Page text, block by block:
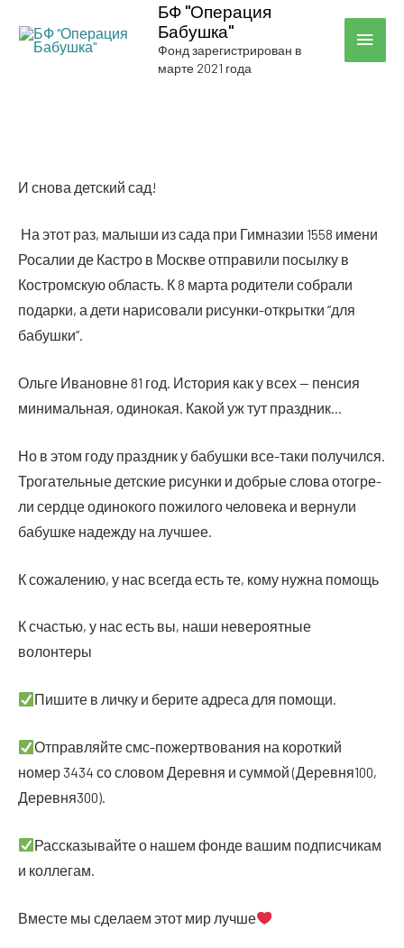
БФ "Операция
Бабушка"
Фонд зарегистрирован в
марте 2021 года
И сно­ва дет­ский сад!
На этот раз, малы­ши из сада при Гим­на­зии 1558 име­ни
Роса­лии де Каст­ро в Москве отпра­ви­ли посыл­ку в
Костром­скую область. К 8 мар­та роди­те­ли собра­ли
подар­ки, а дети нари­со­ва­ли рисун­ки-открыт­ки “для
бабушки”.
Оль­ге Ива­новне 81 год. Исто­рия как у всех — пен­сия
мини­маль­ная, оди­но­кая. Какой уж тут праздник…
Но в этом году празд­ник у бабуш­ки все-таки полу­чил­ся.
Тро­га­тель­ные дет­ские рисун­ки и доб­рые сло­ва ото­гре­
ли серд­це оди­но­ко­го пожи­ло­го чело­ве­ка и вер­ну­ли
бабуш­ке надеж­ду на лучшее.
К сожа­ле­нию, у нас все­гда есть те, кому нуж­на помощь
К сча­стью, у нас есть вы, наши неве­ро­ят­ные
волонтеры
Пиши­те в лич­ку и бери­те адре­са для помощи.
Отправ­ляй­те смс-пожерт­во­ва­ния на корот­кий
номер 3434 со сло­вом Дерев­ня и сум­мой (Деревня100,
Деревня300).
Рас­ска­зы­вай­те о нашем фон­де вашим под­пис­чи­кам
и коллегам.
Вме­сте мы сде­ла­ем этот мир лучше